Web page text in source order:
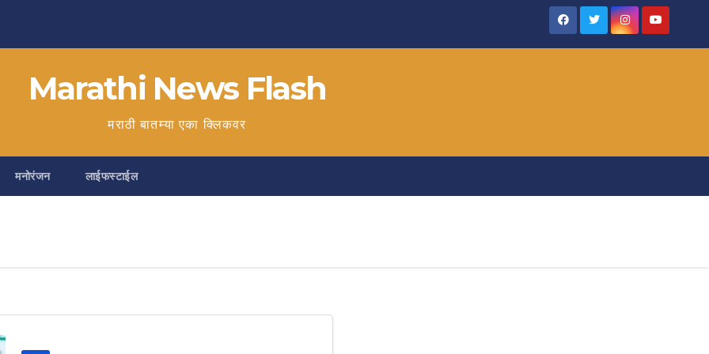
Marathi News Flash
मराठी बातम्या एका क्लिकवर
मनोरंजन लाईफस्टाईल